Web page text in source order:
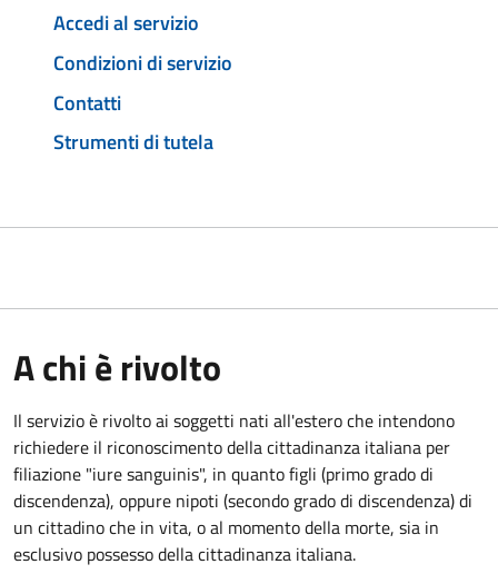
Accedi al servizio
Condizioni di servizio
Contatti
Strumenti di tutela
A chi è rivolto
Il servizio è rivolto ai soggetti nati all'estero che intendono
richiedere il riconoscimento della cittadinanza italiana per
filiazione "iure sanguinis", in quanto figli (primo grado di
discendenza), oppure nipoti (secondo grado di discendenza) di
un cittadino che in vita, o al momento della morte, sia in
esclusivo possesso della cittadinanza italiana.